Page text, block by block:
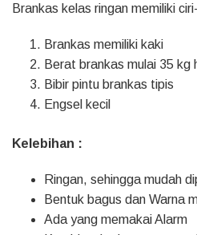
Brankas kelas ringan memiliki
Brankas memiliki kaki
Berat brankas mulai 35 kg
Bibir pintu brankas tipis
Engsel kecil
Kelebihan :
Ringan, sehingga mudah
Bentuk bagus dan Warna
Ada yang memakai Alarm